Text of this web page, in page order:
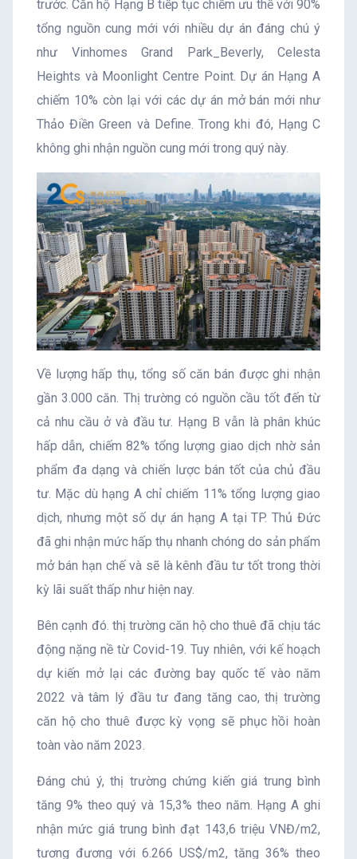
trước. Căn hộ Hạng B tiếp tục chiếm ưu thế với 90%
tổng nguồn cung mới với nhiều dự án đáng chú ý
như Vinhomes Grand Park_Beverly, Celesta
Heights và Moonlight Centre Point. Dự án Hạng A
chiếm 10% còn lại với các dự án mở bán mới như
Thảo Điền Green và Define. Trong khi đó, Hạng C
không ghi nhận nguồn cung mới trong quý này.
Về lượng hấp thụ, tổng số căn bán được ghi nhận
gần 3.000 căn. Thị trường có nguồn cầu tốt đến từ
cả nhu cầu ở và đầu tư. Hạng B vẫn là phân khúc
hấp dẫn, chiếm 82% tổng lượng giao dịch nhờ sản
phẩm đa dạng và chiến lược bán tốt của chủ đầu
tư. Mặc dù hạng A chỉ chiếm 11% tổng lượng giao
dịch, nhưng một số dự án hạng A tại TP. Thủ Đức
đã ghi nhận mức hấp thụ nhanh chóng do sản phẩm
mở bán hạn chế và sẽ là kênh đầu tư tốt trong thời
kỳ lãi suất thấp như hiện nay.
Bên cạnh đó. thị trường căn hộ cho thuê đã chịu tác
động nặng nề từ Covid-19. Tuy nhiên, với kế hoạch
dự kiến mở lại các đường bay quốc tế vào năm
2022 và tâm lý đầu tư đang tăng cao, thị trường
căn hộ cho thuê được kỳ vọng sẽ phục hồi hoàn
toàn vào năm 2023.
Đáng chú ý, thị trường chứng kiến giá trung bình
tăng 9% theo quý và 15,3% theo năm. Hạng A ghi
nhận mức giá trung bình đạt 143,6 triệu VNĐ/m2,
tương đương với 6.266 US$/m2, tăng 36% theo